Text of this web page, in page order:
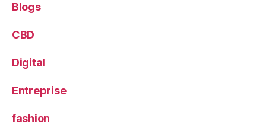
Blogs
CBD
Digital
Entreprise
fashion